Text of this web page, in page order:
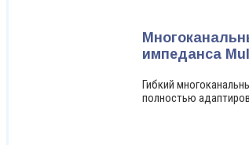
импеданса
Гибкий
полностью